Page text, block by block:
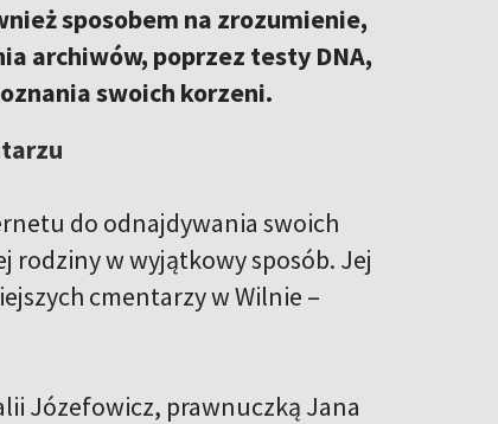
sposobem na zrozumienie,
archiwów, poprzez testy DNA,
swoich korzeni.
do odnajdywania swoich
rodziny w wyjątkowy sposób. Jej
cmentarzy w Wilnie –
Józefowicz, prawnuczką Jana